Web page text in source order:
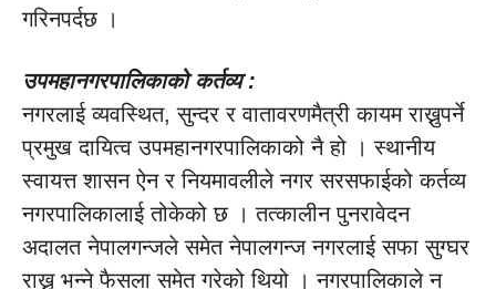
गरिनपर्दछ ।
उपमहानगरपालिकाको कर्तव्य:
नगरलाई व्यवस्थित, सुन्दर र वातावरणमैत्री कायम राख्नुपर्ने
प्रमुख दायित्व उपमहानगरपालिकाको नै हो । स्थानीय
स्वायत्त शासन ऐन र नियमावलीले नगर सरसफाईको कर्तव्य
नगरपालिकालाई तोकेको छ । तत्कालीन पुनरावेदन
अदालत नेपालगन्जले समेत नेपालगन्ज नगरलाई सफा सुग्घर
राख्नु भन्ने फैसला समेत गरेको थियो । नगरपालिकाले न